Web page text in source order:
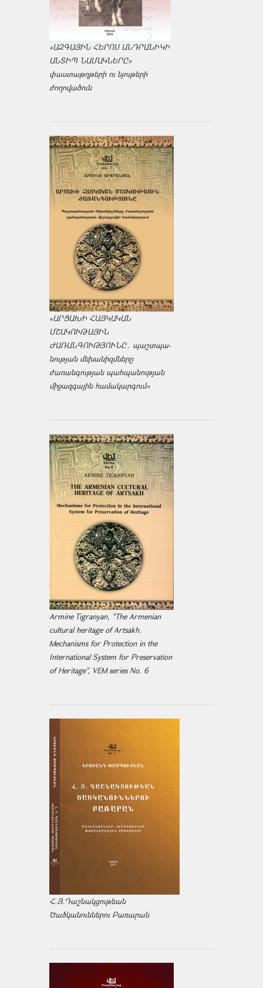
«ԱԶԳԱՅԻՆ ՀԵՐՈՍ ԱՆԴՐԱՆԻԿԻ
ԱՆՏԻՊ ՆԱՄԱԿՆԵՐԸ»
փաստաթղթերի ու նյութերի
ժողովածուն
«ԱՐՑԱԽԻ ՀԱՅԿԱԿԱՆ
ՄՇԱԿՈՒԹԱՅԻՆ
ԺԱՌԱՆԳՈՒԹՅՈՒՆԸ․ պաշտպա­
նության մեխանիզմները
ժառանգության պահպանության
միջազ­գային համակարգում»
Armine Tigranyan, "The Armenian
cultural heritage of Artsakh.
Mechanisms for Protection in the
International System for Preservation
of Heritage", VEM series No. 6
Հ.Յ.Դաշնակցութեան
Ծածկանուններու Բառարան